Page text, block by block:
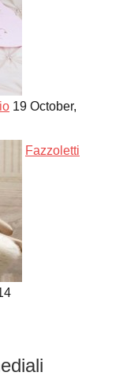
19 October,
Fazzoletti